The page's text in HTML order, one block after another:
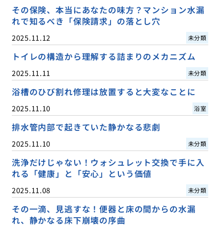
その保険、本当にあなたの味方？マンション水漏
れで知るべき「保険請求」の落とし穴
2025.11.12 未分類
トイレの構造から理解する詰まりのメカニズム
2025.11.11 未分類
浴槽のひび割れ修理は放置すると大変なことに
2025.11.10 浴室
排水管内部で起きていた静かなる悲劇
2025.11.10 未分類
洗浄だけじゃない！ウォシュレット交換で手に入
れる「健康」と「安心」という価値
2025.11.08 未分類
その一滴、見逃すな！便器と床の間からの水漏
れ、静かなる床下崩壊の序曲